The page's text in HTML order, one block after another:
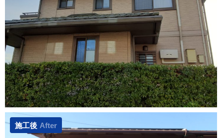
施工後 After